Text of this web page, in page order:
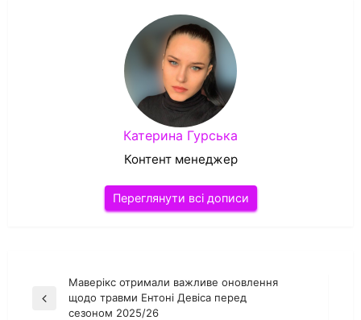
Катерина Гурська
Контент менеджер
Переглянути всі дописи
Навігація
записів
Попередній
Маверікс отримали важливе оновлення
щодо травми Ентоні Девіса перед
сезоном 2025/26